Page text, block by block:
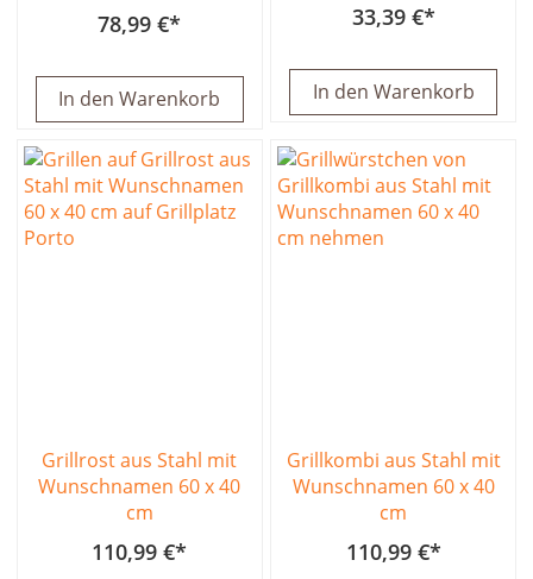
78,99 €
In den Warenkorb
33,39 €
In den Warenkorb
Grillrost aus Stahl mit
Wunschnamen 60 x 40
cm
110,99 €
Grillkombi aus Stahl mit
Wunschnamen 60 x 40
cm
110,99 €